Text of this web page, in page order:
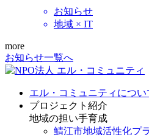
お知らせ
地域 × IT
more
お知らせ一覧へ
エル・コミュニティについ
プロジェクト紹介
地域の担い手育成
鯖江市地域活性化プ